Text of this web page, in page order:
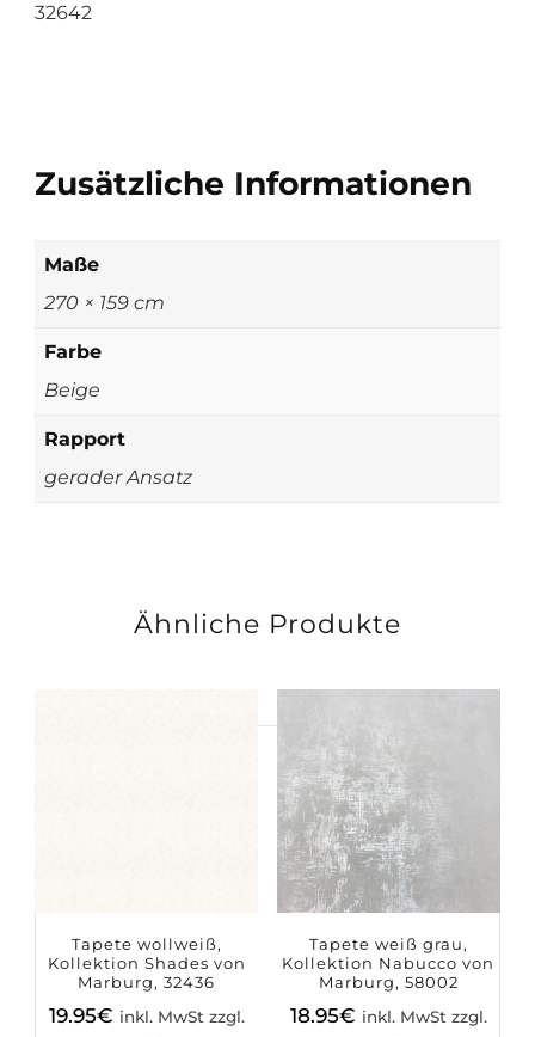
32642
Zusätzliche Informationen
Maße
270 × 159 cm
Farbe
Beige
Rapport
gerader Ansatz
Ähnliche Produkte
Tapete wollweiß,
Kollektion Shades von
Marburg, 32436
19.95€ inkl. MwSt zzgl.
Tapete weiß grau,
Kollektion Nabucco von
Marburg, 58002
18.95€ inkl. MwSt zzgl.
Suchen
nach: